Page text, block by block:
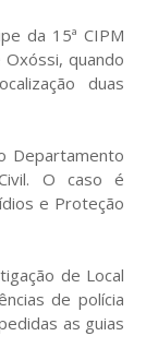
da 15ª CIPM
quando
duas
Departamento
O caso é
e Proteção
de Local
de polícia
as guias